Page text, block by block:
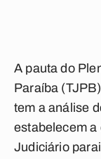
A pauta do
Paraíba
tem a análise
estabelecem a
Judiciário